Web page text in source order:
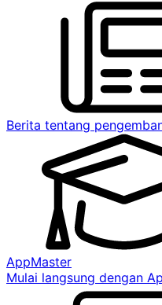
Berita tentang
AppMaster
Mulai langsung dengan